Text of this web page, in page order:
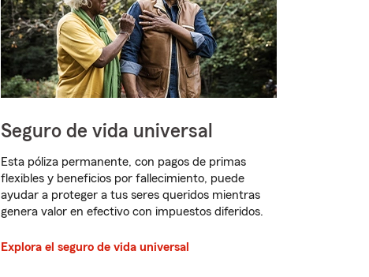
Seguro de vida universal
Esta póliza permanente, con pagos de primas
flexibles y beneficios por fallecimiento, puede
ayudar a proteger a tus seres queridos mientras
genera valor en efectivo con impuestos diferidos.
Explora el seguro de vida universal